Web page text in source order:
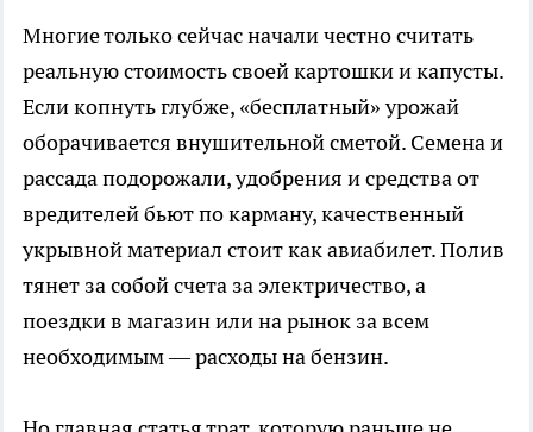
Многие только сейчас начали честно считать
реальную стоимость своей картошки и капусты.
Если копнуть глубже, «бесплатный» урожай
оборачивается внушительной сметой. Семена и
рассада подорожали, удобрения и средства от
вредителей бьют по карману, качественный
укрывной материал стоит как авиабилет. Полив
тянет за собой счета за электричество, а
поездки в магазин или на рынок за всем
необходимым — расходы на бензин.